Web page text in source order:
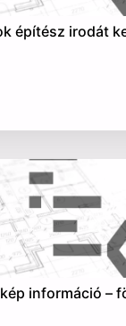
építész irodát
információ –